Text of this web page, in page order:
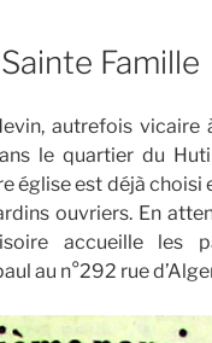
Famille
autrefois vicaire
le quartier du
église est déjà choisi
ouvriers. En
accueille les
au n°292 rue